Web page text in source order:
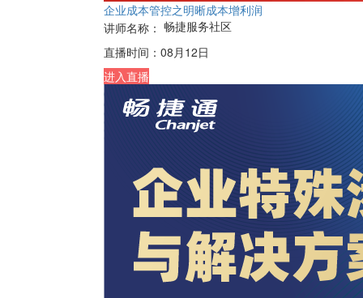
企业成本管控之明晰成本增利润
讲师名称： 畅捷服务社区
直播时间： 08月12日
进入直播